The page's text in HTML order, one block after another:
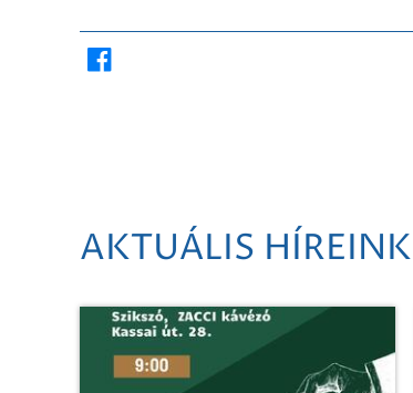
AKTUÁLIS HÍREINK